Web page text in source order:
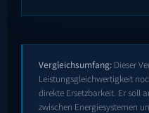
Vergleichsumfang: Dieser
Leistungsgleichwertigkeit
direkte Ersetzbarkeit. Er soll
zwischen Energiesystemen